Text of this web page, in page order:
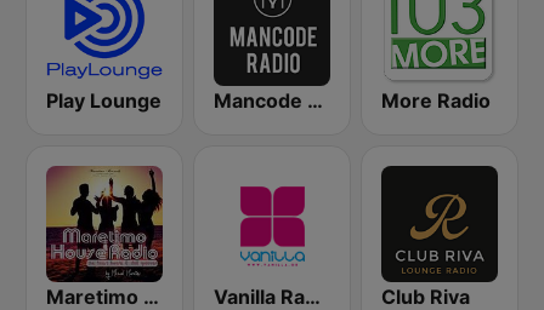
Play Lounge Mancode Radio More Radio
Maretimo House Radio Vanilla Radio Deep Club Riva